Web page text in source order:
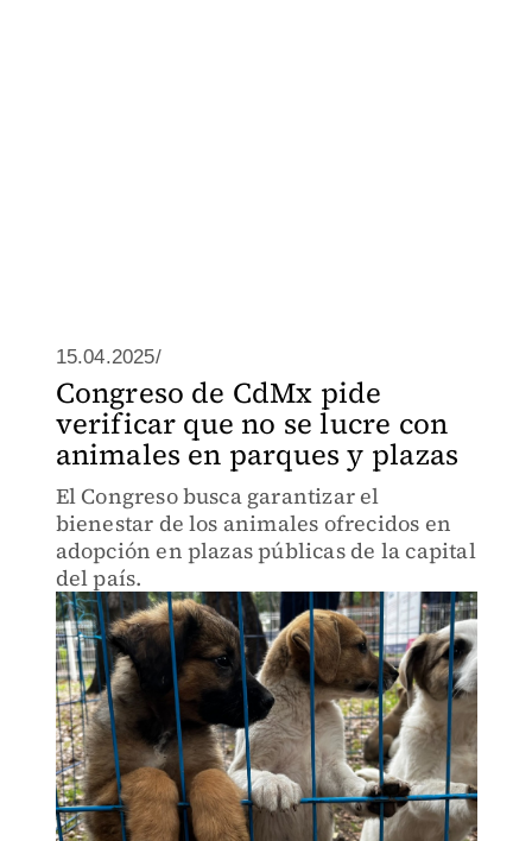
15.04.2025/
Congreso de CdMx pide
verificar que no se lucre con
animales en parques y plazas
El Congreso busca garantizar el
bienestar de los animales ofrecidos en
adopción en plazas públicas de la capital
del país.